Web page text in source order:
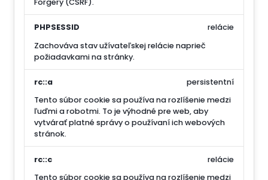
Forgery (CSRF).
PHPSESSID
Zachováva stav užívateľskej relácie naprieč
požiadavkami na stránky.
relácie
rc::a
Tento súbor cookie sa používa na rozlíšenie medzi
ľuďmi a robotmi. To je výhodné pre web, aby
vytvárať platné správy o používaní ich webových
stránok.
persistentní
rc::c
Tento súbor cookie sa používa na rozlíšenie medzi
relácie